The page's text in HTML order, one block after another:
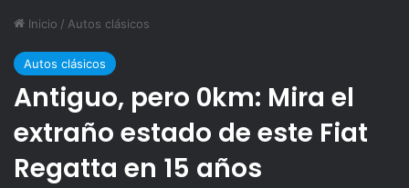
Inicio / Autos clásicos
Autos clásicos
Antiguo, pero 0km: Mira el
extraño estado de este Fiat
Regatta en 15 años